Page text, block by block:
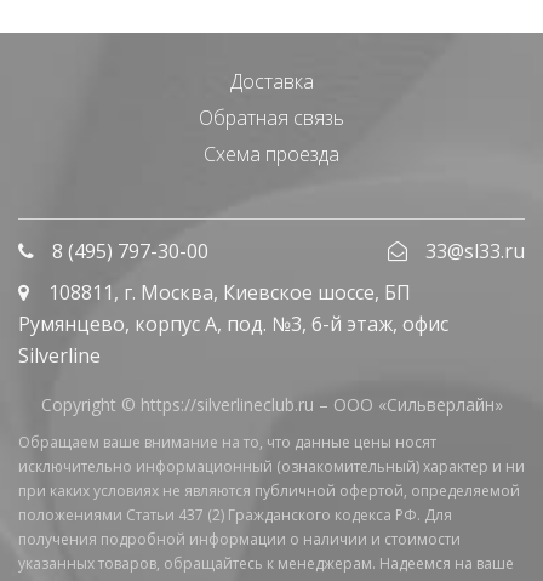
Доставка
Обратная связь
Схема проезда
8 (495) 797-30-00
33@sl33.ru
108811, г. Москва, Киевское шоссе, БП
Румянцево, корпус А, под. №3, 6-й этаж, офис
Silverline
Copyright © https://silverlineclub.ru – ООО «Сильверлайн»
Обращаем ваше внимание на то, что данные цены носят
исключительно информационный (ознакомительный) характер и ни
при каких условиях не являются публичной офертой, определяемой
положениями Статьи 437 (2) Гражданского кодекса РФ. Для
получения подробной информации о наличии и стоимости
указанных товаров, обращайтесь к менеджерам. Надеемся на ваше